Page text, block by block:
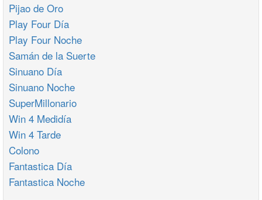
Pijao de Oro
Play Four Día
Play Four Noche
Samán de la Suerte
Sinuano Día
Sinuano Noche
SuperMillonario
Win 4 Medidía
Win 4 Tarde
Colono
Fantastica Día
Fantastica Noche